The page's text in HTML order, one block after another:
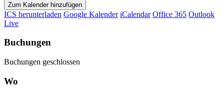
Zum Kalender hinzufügen
ICS herunterladen Google Kalender iCalendar Office 365 Outlook
Live
Buchungen
Buchungen geschlossen
Wo